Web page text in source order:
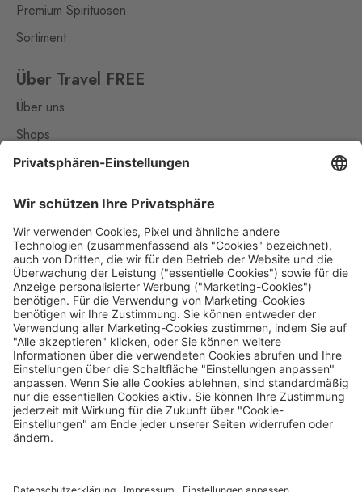
Premium Spirituosen
Sortiment
Über Travel FREE
Über uns
Shops
Kontakt
Nützliches
Impressum
Datenschutz
Die Travel FREE App zum Download
Folge uns auf Social Media